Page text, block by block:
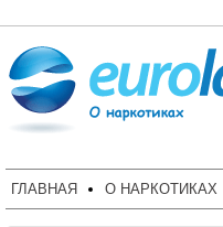
ГЛАВНАЯ О НАРКОТИКАХ